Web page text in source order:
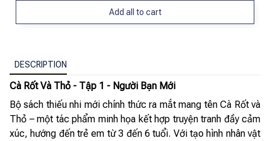
Add all to cart
DESCRIPTION
Cà Rốt Và Thỏ - Tập 1 - Người Bạn Mới
Bộ sách thiếu nhi mới chính thức ra mắt mang tên Cà Rốt và
Thỏ – một tác phẩm minh họa kết hợp truyện tranh đầy cảm
xúc, hướng đến trẻ em từ 3 đến 6 tuổi. Với tạo hình nhân vật